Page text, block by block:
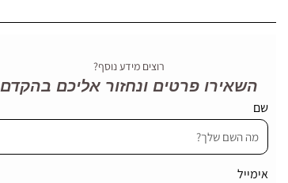
רוצים מידע נוסף?
השאירו פרטים ונחזור אליכם בהקדם
שם
אימייל